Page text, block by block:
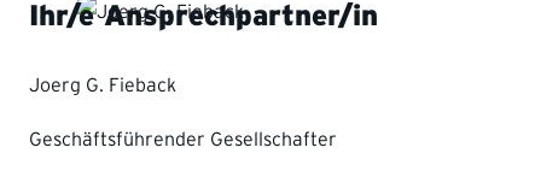
Ihr/e Ansprechpartner/in
Joerg G. Fieback
Geschäftsführender Gesellschafter